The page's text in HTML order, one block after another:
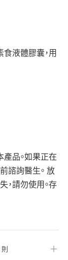
液體膠囊，用
產品。如果正在
諮詢醫生。 放
，請勿使用。存
＋